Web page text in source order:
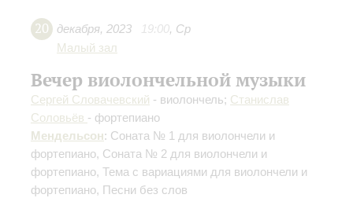
20 декабря, 2023 19:00, Ср
Малый зал
Вечер виолончельной музыки
Сергей Словачевский - виолончель; Станислав
Соловьёв - фортепиано
Мендельсон: Соната № 1 для виолончели и
фортепиано, Соната № 2 для виолончели и
фортепиано, Тема с вариациями для виолончели и
фортепиано, Песни без слов